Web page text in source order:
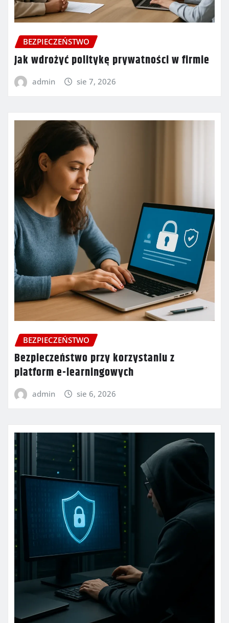
BEZPIECZEŃSTWO
Jak wdrożyć politykę prywatności w firmie
admin sie 7, 2026
BEZPIECZEŃSTWO
Bezpieczeństwo przy korzystaniu z
platform e-learningowych
admin sie 6, 2026